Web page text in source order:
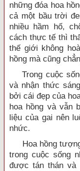
những đóa hoa
cả một bầu trời
nhiều hầm hố,
cách thực tế thì
thế giới không
hồng mà cũng
Trong cuộc
và nhận thức
bởi cái đẹp của
hoa hồng và vẫn
liệu của gai nên
nhức.
Hoa hồng tượng
trong cuộc sống
được tán thán